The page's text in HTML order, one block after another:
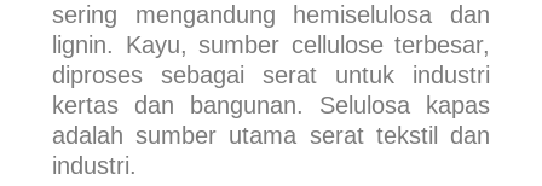
sering mengandung hemiselulosa dan
lignin. Kayu, sumber cellulose terbesar,
diproses sebagai serat untuk industri
kertas dan bangunan. Selulosa kapas
adalah sumber utama serat tekstil dan
industri.